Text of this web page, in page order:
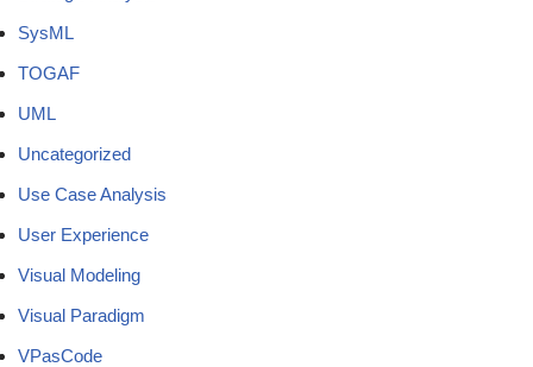
SysML
TOGAF
UML
Uncategorized
Use Case Analysis
User Experience
Visual Modeling
Visual Paradigm
VPasCode